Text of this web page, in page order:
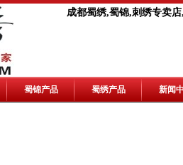
成都蜀绣,蜀锦,刺绣专卖
蜀锦产品 蜀绣产品 新闻